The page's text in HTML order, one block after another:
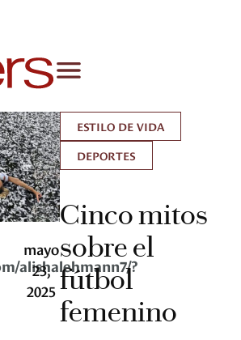
alishalehmann7/?
mayo
23,
2025
ESTILO DE VIDA
DEPORTES
Cinco mitos
sobre el
fútbol
femenino